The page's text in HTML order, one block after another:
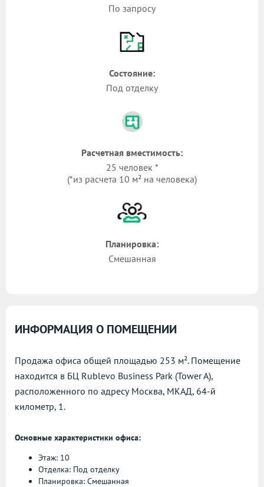
По запросу
Состояние:
Под отделку
Расчетная вместимость:
25 человек *
(*из расчета 10 м² на человека)
Планировка:
Смешанная
ИНФОРМАЦИЯ О ПОМЕЩЕНИИ
Продажа офиса общей площадью 253 м². Помещение
находится в БЦ Rublevo Business Park (Tower A),
расположенного по адресу Москва, МКАД, 64-й
километр, 1.
Основные характеристики офиса:
Этаж: 10
Отделка: Под отделку
Планировка: Смешанная